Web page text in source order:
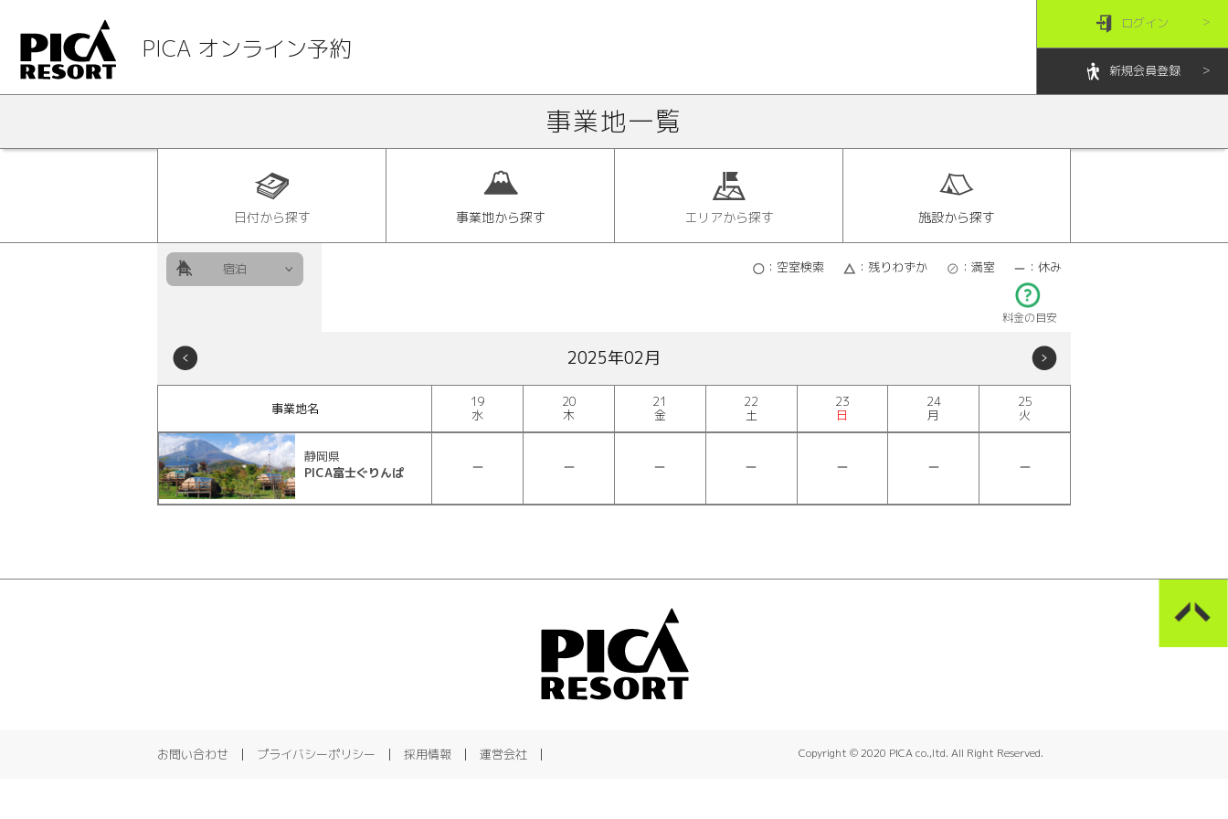
PICA オンライン予約
ログイン
新規会員登録
事業地一覧
日付から探す 事業地から探す エリアから探す 施設から探す
：空室検索 ：残りわずか ：満室 ：休み
料金の目安
宿泊
2025年02月
事業地名
19
水
20
木
21
金
22
土
23
日
24
月
25
火
静岡県
PICA富士ぐりんぱ
お問い合わせ プライバシーポリシー 採用情報 運営会社 Copyright © 2020 PICA co.,ltd. All Right Reserved.